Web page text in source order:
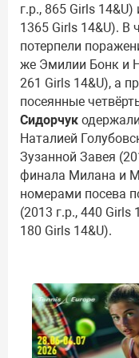
г.р., 865 Girls
1365 Girls 14&U). В
потерпели
же Эмилии Бонк и
261 Girls 14&U), а
посеянные
Сидорчук
Наталией
Зузанной Завея
финала Милана и
номерами посева
(2013 г.р., 440 Girls
180 Girls 14&U).